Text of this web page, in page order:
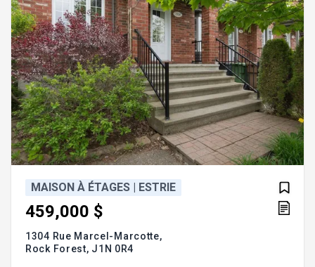
MAISON À ÉTAGES | ESTRIE
459,000 $
1304 Rue Marcel-Marcotte,
Rock Forest, J1N 0R4